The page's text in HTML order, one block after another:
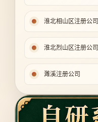
淮北相山区注册公司
淮北烈山区注册公司
濉溪注册公司